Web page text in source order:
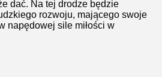
dać. Na tej drodze będzie
rozwoju, mającego swoje
napędowej sile miłości w